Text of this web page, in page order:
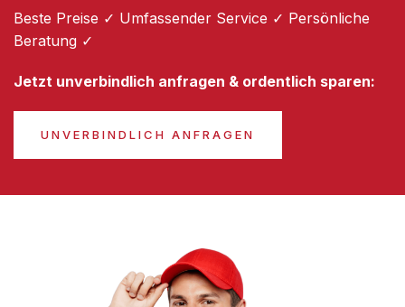
Beste Preise ✓ Umfassender Service ✓ Persönliche
Beratung ✓
Jetzt unverbindlich anfragen & ordentlich sparen:
UNVERBINDLICH ANFRAGEN